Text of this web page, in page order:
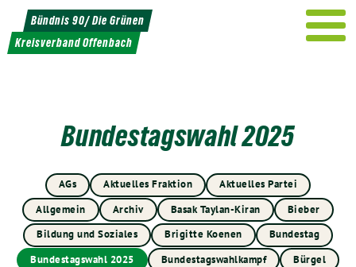
Weiter
zum
Inhalt
Bündnis 90/ Die Grünen
Kreisverband Offenbach
Bundestagswahl 2025
AGs Aktuelles Fraktion
Aktuelles Partei
Allgemein
Archiv Basak Taylan-Kiran
Bieber
Bildung und Soziales
Brigitte Koenen
Bundestag
Bundestagswahl 2025
Bundestagswahlkampf
Bürgel